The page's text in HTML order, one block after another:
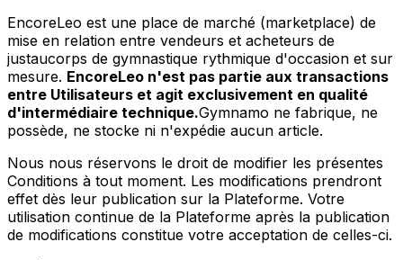
EncoreLeo est une place de marché (marketplace) de
mise en relation entre vendeurs et acheteurs de
justaucorps de gymnastique rythmique d'occasion et sur
mesure. EncoreLeo n'est pas partie aux transactions
entre Utilisateurs et agit exclusivement en qualité
d'intermédiaire technique.Gymnamo ne fabrique, ne
possède, ne stocke ni n'expédie aucun article.
Nous nous réservons le droit de modifier les présentes
Conditions à tout moment. Les modifications prendront
effet dès leur publication sur la Plateforme. Votre
utilisation continue de la Plateforme après la publication
de modifications constitue votre acceptation de celles-ci.